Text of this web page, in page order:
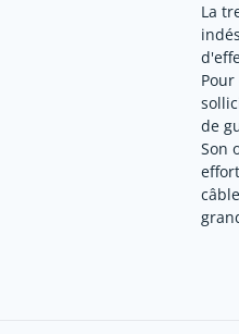
La
de
Son